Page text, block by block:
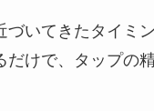
づいてきたタイミ
だけで、タップの